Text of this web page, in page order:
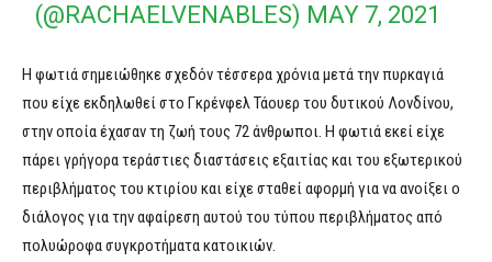
(@RACHAELVENABLES) MAY 7, 2021
Η φωτιά σημειώθηκε σχεδόν τέσσερα χρόνια μετά την πυρκαγιά
που είχε εκδηλωθεί στο Γκρένφελ Τάουερ του δυτικού Λονδίνου,
στην οποία έχασαν τη ζωή τους 72 άνθρωποι. Η φωτιά εκεί είχε
πάρει γρήγορα τεράστιες διαστάσεις εξαιτίας και του εξωτερικού
περιβλήματος του κτιρίου και είχε σταθεί αφορμή για να ανοίξει ο
διάλογος για την αφαίρεση αυτού του τύπου περιβλήματος από
πολυώροφα συγκροτήματα κατοικιών.